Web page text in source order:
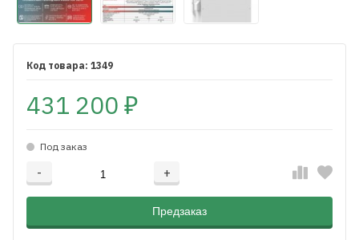
1349
431 200 ₽
Под заказ
- +
Добавляется...
Предзаказ
Добавлен